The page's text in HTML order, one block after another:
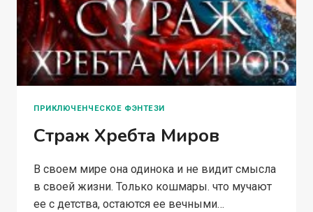
ПРИКЛЮЧЕНЧЕСКОЕ ФЭНТЕЗИ
Страж Хребта Миров
В своем мире она одинока и не видит смысла
в своей жизни. Только кошмары. что мучают
ее с детства, остаются ее вечными…